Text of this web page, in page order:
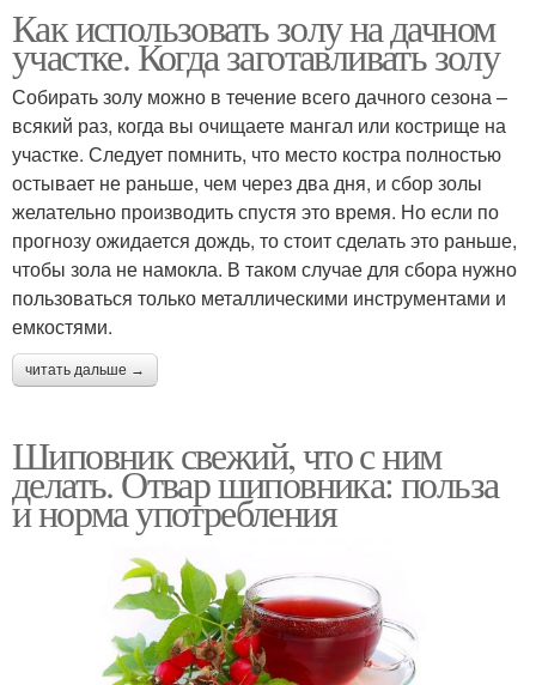
Как использовать золу на дачном
участке. Когда заготавливать золу
Собирать золу можно в течение всего дачного сезона –
всякий раз, когда вы очищаете мангал или кострище на
участке. Следует помнить, что место костра полностью
остывает не раньше, чем через два дня, и сбор золы
желательно производить спустя это время. Но если по
прогнозу ожидается дождь, то стоит сделать это раньше,
чтобы зола не намокла. В таком случае для сбора нужно
пользоваться только металлическими инструментами и
емкостями.
читать дальше →
Шиповник свежий, что с ним
делать. Отвар шиповника: польза
и норма употребления